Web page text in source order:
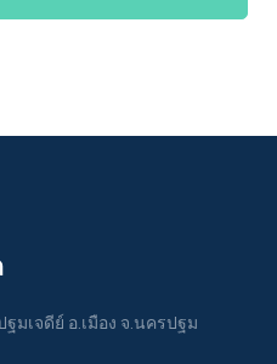
มเจดีย์ อ.เมือง จ.นครปฐม